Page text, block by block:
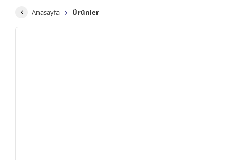
Anasayfa Ürünler